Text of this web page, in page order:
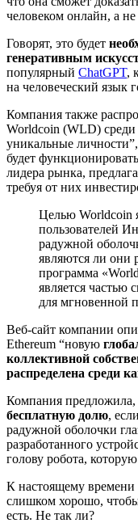
человеком онлайн, а
Говорят, это будет
генеративным
популярный ChatGPT,
на человеческий язык
Компания также
Worldcoin (WLD) среди
уникальные
будет
лидера рынка,
требуя от них
Целью Worldcoin
пользователей
радужной
являются ли они
программа
является частью
для мгновенной
Веб-сайт компании
Ethereum “новую
коллективной
распределена среди
Компания
бесплатную долю,
радужной оболочки
разработанного
голову робота,
К настоящему времени
слишком хорошо,
есть. Не так ли?